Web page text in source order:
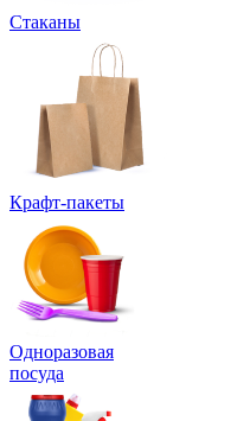
Стаканы
Крафт-пакеты
Одноразовая
посуда